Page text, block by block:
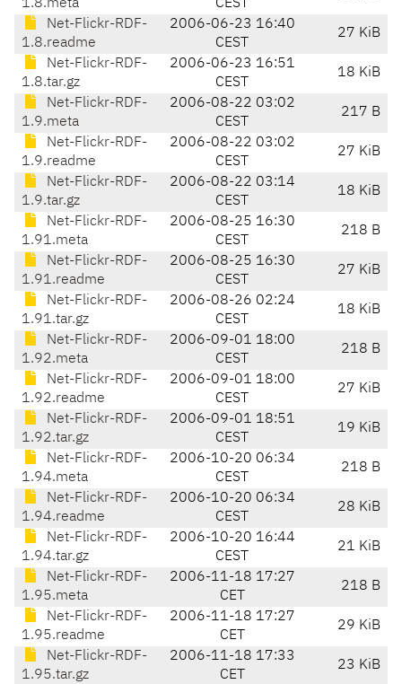
1.8.meta
CEST
Net-Flickr-RDF-
1.8.readme
2006-06-23 16:40
CEST
27 KiB
Net-Flickr-RDF-
1.8.tar.gz
2006-06-23 16:51
CEST
18 KiB
Net-Flickr-RDF-
1.9.meta
2006-08-22 03:02
CEST
217 B
Net-Flickr-RDF-
1.9.readme
2006-08-22 03:02
CEST
27 KiB
Net-Flickr-RDF-
1.9.tar.gz
2006-08-22 03:14
CEST
18 KiB
Net-Flickr-RDF-
1.91.meta
2006-08-25 16:30
CEST
218 B
Net-Flickr-RDF-
1.91.readme
2006-08-25 16:30
CEST
27 KiB
Net-Flickr-RDF-
1.91.tar.gz
2006-08-26 02:24
CEST
18 KiB
Net-Flickr-RDF-
1.92.meta
2006-09-01 18:00
CEST
218 B
Net-Flickr-RDF-
1.92.readme
2006-09-01 18:00
CEST
27 KiB
Net-Flickr-RDF-
1.92.tar.gz
2006-09-01 18:51
CEST
19 KiB
Net-Flickr-RDF-
1.94.meta
2006-10-20 06:34
CEST
218 B
Net-Flickr-RDF-
1.94.readme
2006-10-20 06:34
CEST
28 KiB
Net-Flickr-RDF-
1.94.tar.gz
2006-10-20 16:44
CEST
21 KiB
Net-Flickr-RDF-
1.95.meta
2006-11-18 17:27
CET
218 B
Net-Flickr-RDF-
1.95.readme
2006-11-18 17:27
CET
29 KiB
Net-Flickr-RDF-
1.95.tar.gz
2006-11-18 17:33
CET
23 KiB